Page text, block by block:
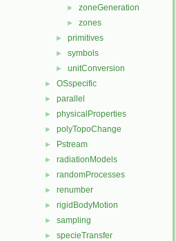
► zoneGeneration
► zones
► primitives
► symbols
► unitConversion
► OSspecific
► parallel
► physicalProperties
► polyTopoChange
► Pstream
► radiationModels
► randomProcesses
► renumber
► rigidBodyMotion
► sampling
► specieTransfer